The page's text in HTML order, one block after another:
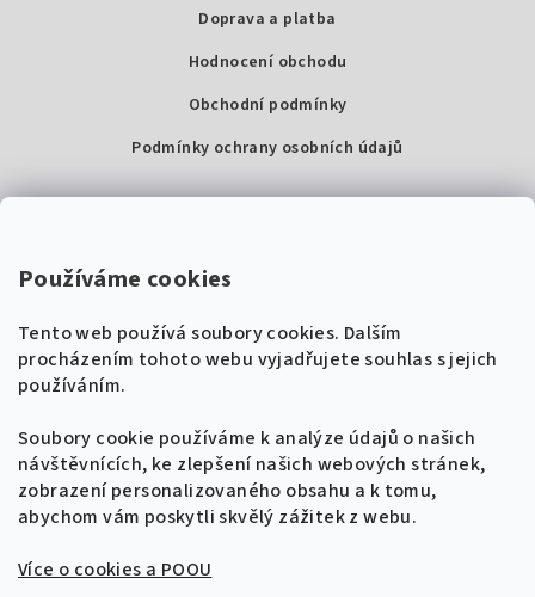
Používáme cookies
Tento web používá soubory cookies. Dalším
procházením tohoto webu vyjadřujete souhlas s jejich
používáním.
Soubory cookie používáme k analýze údajů o našich
návštěvnících, ke zlepšení našich webových stránek,
zobrazení personalizovaného obsahu a k tomu,
abychom vám poskytli skvělý zážitek z webu.
Více o cookies a POOU
Doprava a platba
Hodnocení obchodu
Obchodní podmínky
Podmínky ochrany osobních údajů
Super Noty, s.r.o.
IČ: 04568672
+420 604 485 792
info@supernoty.cz
V pracovních dnech od 8:00 do 17:00
🎸 Naladíme tě na nové zpěvníky!
Získej tipy, novinky a 10 % slevuna první
objednávku.
Přihlásit se k odběru